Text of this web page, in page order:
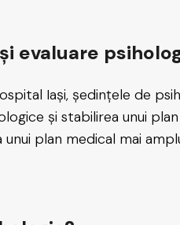
evaluare
Iași, ședințele de
și stabilirea unui
plan medical mai